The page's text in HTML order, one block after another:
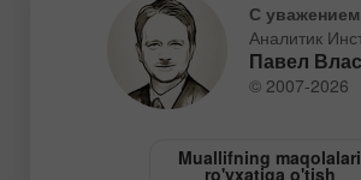
С
Аналитик
Павел
© 2007-2026
Muallifning maqolalari
ro'yxatiga o'tish